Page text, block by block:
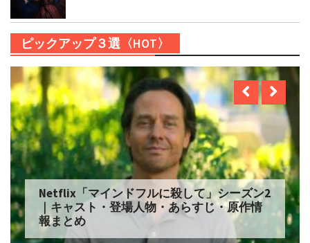
ピックアップ３選〈HOT〉
Netflix「マインドフルに殺して」シーズン2
｜キャスト・登場人物・あらすじ・原作情
報まとめ